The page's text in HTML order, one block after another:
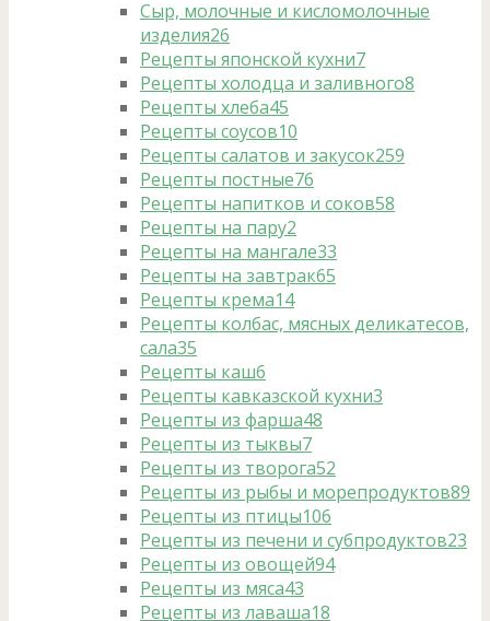
Сыр, молочные и кисломолочные
изделия26
Рецепты японской кухни7
Рецепты холодца и заливного8
Рецепты хлеба45
Рецепты соусов10
Рецепты салатов и закусок259
Рецепты постные76
Рецепты напитков и соков58
Рецепты на пару2
Рецепты на мангале33
Рецепты на завтрак65
Рецепты крема14
Рецепты колбас, мясных деликатесов,
сала35
Рецепты каш6
Рецепты кавказской кухни3
Рецепты из фарша48
Рецепты из тыквы7
Рецепты из творога52
Рецепты из рыбы и морепродуктов89
Рецепты из птицы106
Рецепты из печени и субпродуктов23
Рецепты из овощей94
Рецепты из мяса43
Рецепты из лаваша18